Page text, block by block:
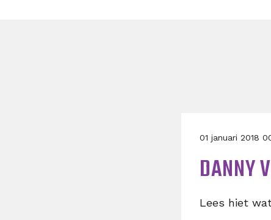
01 januari 2018
DANNY
Lees hiet